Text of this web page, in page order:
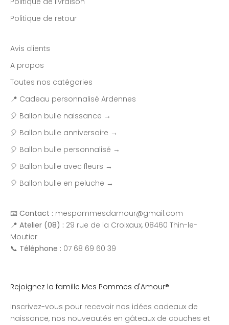
Politique de retour
Avis clients
A propos
Toutes nos catégories
📍 Cadeau personnalisé Ardennes
🎈 Ballon bulle naissance →
🎈 Ballon bulle anniversaire →
🎈 Ballon bulle personnalisé →
🎈 Ballon bulle avec fleurs →
🎈 Ballon bulle en peluche →
📧 Contact : mespommesdamour@gmail.com
📍 Atelier (08) : 29 rue de la Croixaux, 08460 Thin-le-
Moutier
📞 Téléphone : 07 68 69 60 39
Rejoignez la famille Mes Pommes d'Amour®
Inscrivez-vous pour recevoir nos idées cadeaux de
naissance, nos nouveautés en gâteaux de couches et